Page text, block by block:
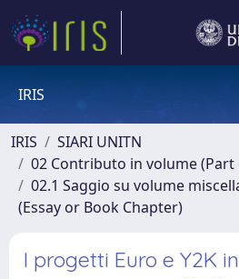
IRIS
IRIS
SIARI UNITN
02 Contributo in volume
02.1 Saggio su volume
(Essay or Book Chapter)
I progetti Euro e Y2K